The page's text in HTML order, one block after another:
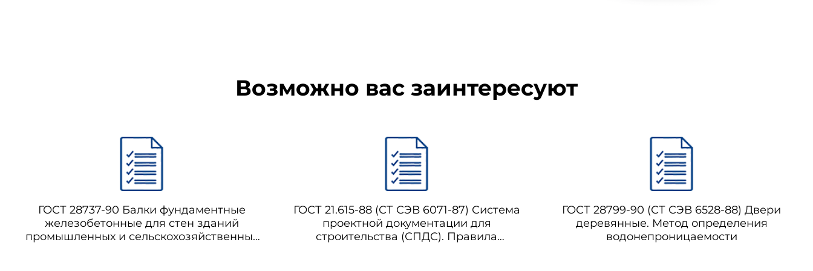
Возможно вас заинтересуют
ГОСТ 28737-90 Балки фундаментные
железобетонные для стен зданий
промышленных и сельскохозяйственных
ГОСТ 21.615-88 (СТ СЭВ 6071-87) Система
проектной документации для
строительства (СПДС). Правила
ГОСТ 28799-90 (СТ СЭВ 6528-88) Двери
деревянные. Метод определения
водонепроницаемости